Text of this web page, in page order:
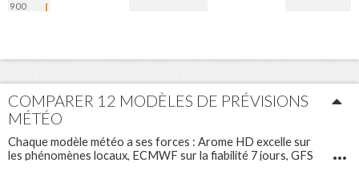
900
COMPARER 12 MODÈLES DE PRÉVISIONS
MÉTÉO
Chaque modèle météo a ses forces : Arome HD excelle sur
les phénomènes locaux, ECMWF sur la fiabilité 7 jours, GFS